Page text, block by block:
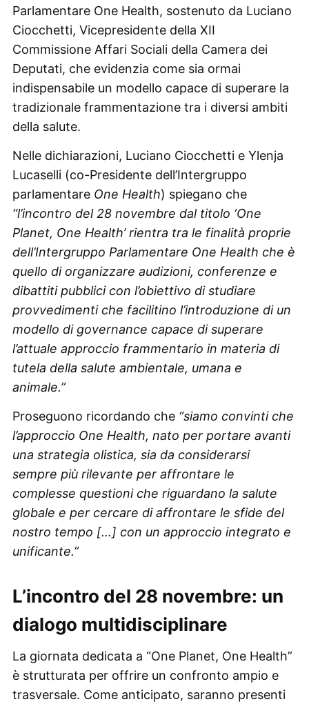
Parlamentare One Health, sostenuto da Luciano
Ciocchetti, Vicepresidente della XII
Commissione Affari Sociali della Camera dei
Deputati, che evidenzia come sia ormai
indispensabile un modello capace di superare la
tradizionale frammentazione tra i diversi ambiti
della salute.
Nelle dichiarazioni, Luciano Ciocchetti e Ylenja
Lucaselli (co-Presidente dell’Intergruppo
parlamentare One Health) spiegano che
“l’incontro del 28 novembre dal titolo ‘One
Planet, One Health’ rientra tra le finalità proprie
dell’Intergruppo Parlamentare One Health che è
quello di organizzare audizioni, conferenze e
dibattiti pubblici con l’obiettivo di studiare
provvedimenti che facilitino l’introduzione di un
modello di governance capace di superare
l’attuale approccio frammentario in materia di
tutela della salute ambientale, umana e
animale.”
Proseguono ricordando che “siamo convinti che
l’approccio One Health, nato per portare avanti
una strategia olistica, sia da considerarsi
sempre più rilevante per affrontare le
complesse questioni che riguardano la salute
globale e per cercare di affrontare le sfide del
nostro tempo […] con un approccio integrato e
unificante.”
L’incontro del 28 novembre: un
dialogo multidisciplinare
La giornata dedicata a “One Planet, One Health”
è strutturata per offrire un confronto ampio e
trasversale. Come anticipato, saranno presenti